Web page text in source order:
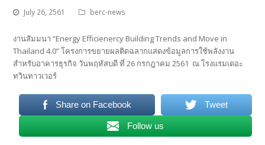
July 26, 2561 berc-news
งานสัมมนา “Energy Efficienercy Building Trends and Move in
Thailand 4.0” โครงการขยายผลติดฉลากแสดงข้อมูลการใช้พลังงาน
สำหรับอาคารธุรกิจ วันพฤหัสบดี ที่ 26 กรกฎาคม 2561 ณ โรงแรมเดอะ
ทวินทาวเวอร์
Share on Facebook Tweet
Follow us